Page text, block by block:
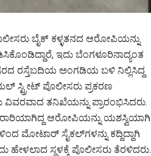
ಬೈಕ್ ಕಳ್ಳತನದ ಆರೋಪಿಯನ್ನು
ಇದು ಬೆಂಗಳೂರಿನಾದ್ಯಂತ
ರಸ್ತೆಬದಿಯ ಅಂಗಡಿಯ ಬಳಿ ನಿಲ್ಲಿಸಿದ್ದ
ಪೊಲೀಸರು ಪ್ರಕರಣ
ವಿವರವಾದ ತನಿಖೆಯನ್ನು ಪ್ರಾರಂಭಿಸಿದರು.
ಪರಾರಿಯಾಗಿದ್ದ ಆರೋಪಿಯನ್ನು ಯಶಸ್ವಿಯಾಗಿ
ಮೋಟಾರ್ ಸೈಕಲ್‌ಗಳನ್ನು ಕದ್ದಿದ್ದಾಗಿ
ಹೇಳಲಾದ ಸ್ಥಳಕ್ಕೆ ಪೊಲೀಸರು ತೆರಳಿದರು.